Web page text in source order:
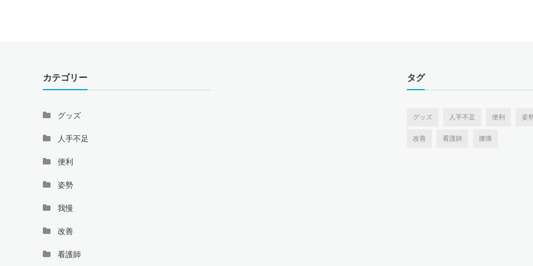
カテゴリー
グッズ
人手不足
便利
姿勢
我慢
改善
看護師
タグ
グッズ 人手不足 便利 姿
改善 看護師 腰痛